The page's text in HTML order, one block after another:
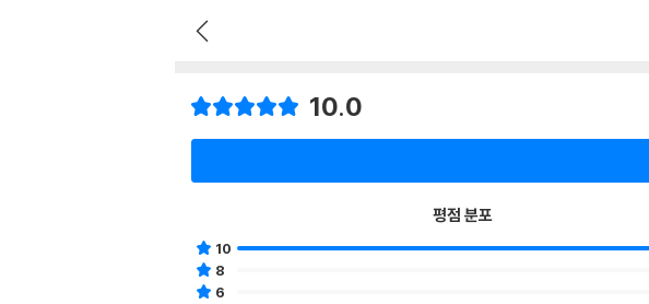
10.0
평점 분포
10
8
6